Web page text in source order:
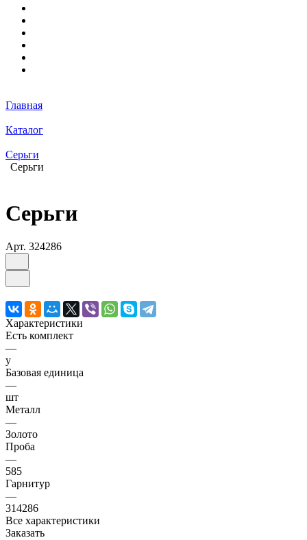
Главная
Каталог
Серьги
Серьги
Серьги
Арт. 324286
Характеристики
Есть комплект
—
y
Базовая единица
—
шт
Металл
—
Золото
Проба
—
585
Гарнитур
—
314286
Все характеристики
Заказать